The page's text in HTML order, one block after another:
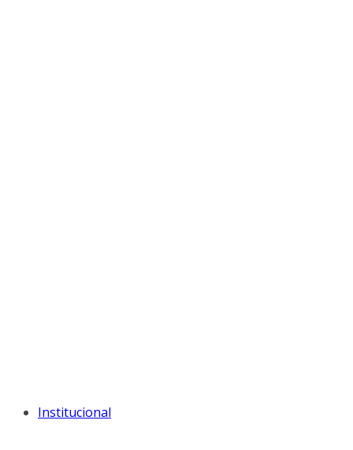
Institucional